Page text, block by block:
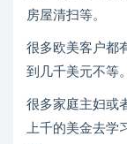
房屋清扫等。
很多欧美客户都
到几千美元不等。
很多家庭主妇或
上千的美金去学